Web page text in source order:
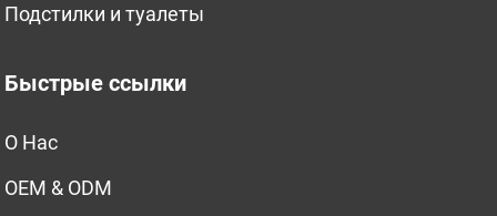
Подстилки и туалеты
Быстрые ссылки
O Нас
OEM & ODM